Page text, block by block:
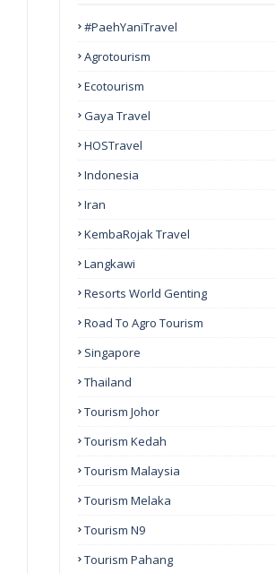
#PaehYaniTravel
Agrotourism
Ecotourism
Gaya Travel
HOSTravel
Indonesia
Iran
KembaRojak Travel
Langkawi
Resorts World Genting
Road To Agro Tourism
Singapore
Thailand
Tourism Johor
Tourism Kedah
Tourism Malaysia
Tourism Melaka
Tourism N9
Tourism Pahang